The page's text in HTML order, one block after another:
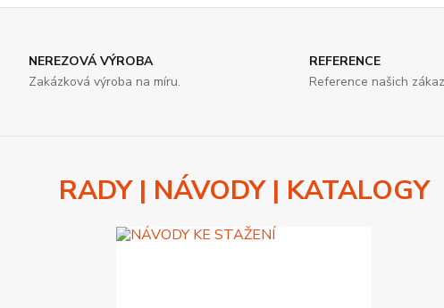
NEREZOVÁ VÝROBA
Zakázková výroba na míru.
REFERENCE
Reference našich
RADY | NÁVODY | KATALOGY